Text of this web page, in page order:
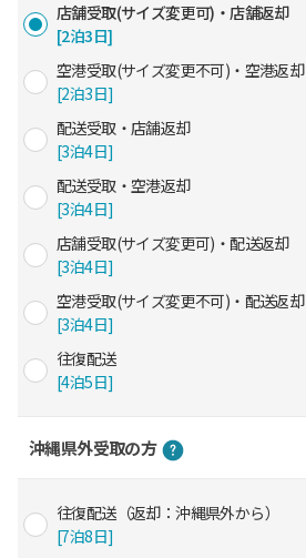
店舗受取(サイズ変更可)・店舗返却
[2泊3日]
空港受取(サイズ変更不可)・空港返却
[2泊3日]
配送受取・店舗返却
[3泊4日]
配送受取・空港返却
[3泊4日]
店舗受取(サイズ変更可)・配送返却
[3泊4日]
空港受取(サイズ変更不可)・配送返却
[3泊4日]
往復配送
[4泊5日]
沖縄県外受取の方
往復配送（返却：沖縄県外から）
[7泊8日]